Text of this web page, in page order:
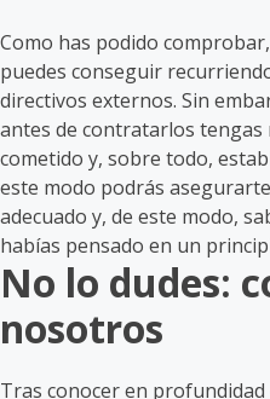
Como has podido
puedes conseguir
directivos externos. Sin
antes de contratarlos tengas
cometido y, sobre todo,
este modo podrás
adecuado y, de este modo,
habías pensado en un
No lo dudes:
nosotros
Tras conocer en